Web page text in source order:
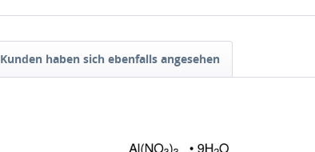
Kunden haben sich ebenfalls angesehen